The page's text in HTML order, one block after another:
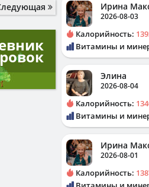
Ирина
2026-08-03
Калорийность:
Витамины и
Элина
2026-08-04
Калорийность:
Витамины и
Ирина
2026-08-01
Калорийность: